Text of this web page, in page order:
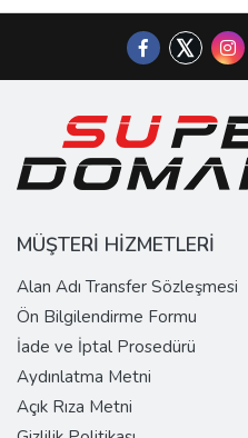
MÜŞTERİ HİZMETLERİ
Alan Adı Transfer Sözleşmesi
Ön Bilgilendirme Formu
İade ve İptal Prosedürü
Aydınlatma Metni
Açık Rıza Metni